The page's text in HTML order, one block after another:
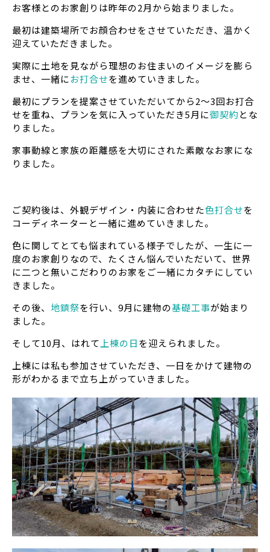
お客様とのお家創りは昨年の2月から始まりました。
最初は建築場所でお顔合わせをさせていただき、温かく
迎えていただきました。
実際に土地を見ながら理想のお住まいのイメージを膨ら
ませ、一緒にお打合せを進めていきました。
最初にプランを提案させていただいてから2～3回お打合
せを重ね、プランを気に入っていただき5月に御契約とな
りました。
家事動線と家族の距離感を大切にされた素敵なお家にな
りました。
ご契約後は、外観デザイン・内装に合わせた色打合せを
コーディネーターと一緒に進めていきました。
色に関してとても悩まれている様子でしたが、一生に一
度のお家創りなので、たくさん悩んでいただいて、世界
に二つと無いこだわりのお家をご一緒にカタチにしてい
きました。
その後、 地鎮祭を行い、9月に建物の基礎工事が始まり
ました。
そして10月、はれて上棟の日を迎えられました。
上棟には私も参加させていただき、一日をかけて建物の
形がわかるまで立ち上がっていきました。